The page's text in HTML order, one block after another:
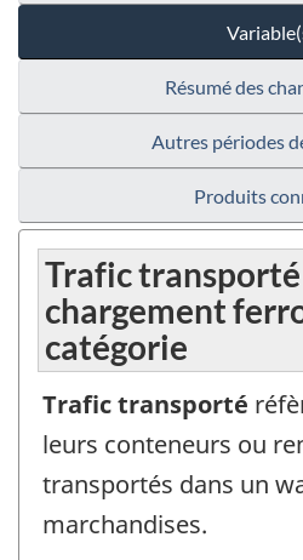
Résumé des
Autres périodes
Produits
Trafic
chargement
catégorie
Trafic transporté
leurs conteneurs ou
transportés dans un
marchandises.